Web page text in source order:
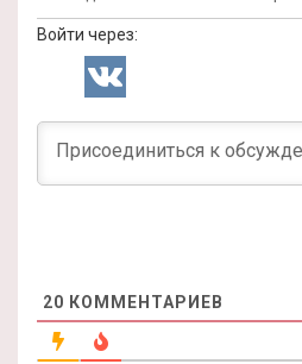
Войти через:
20 КОММЕНТАРИЕВ